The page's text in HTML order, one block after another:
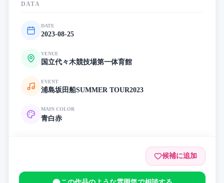
DATA
DATE
2023-08-25
VENUE
国立代々木競技場第一体育館
EVENT
浦島坂田船SUMMER TOUR2023
MAIN COLOR
青白赤
候補に追加